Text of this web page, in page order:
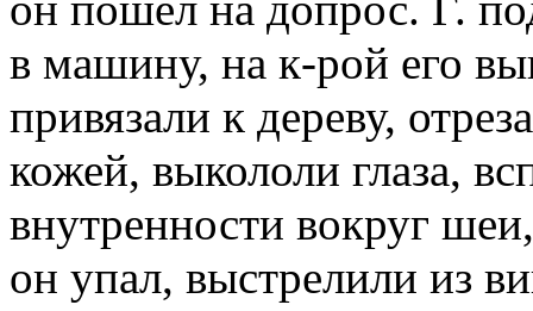
в машину, на к-рой его
привязали к дереву,
кожей, выкололи глаза,
внутренности вокруг
он упал, выстрелили из